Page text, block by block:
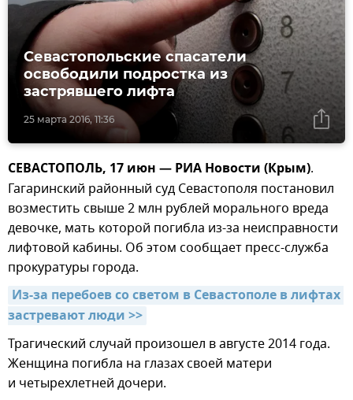
25 марта 2016, 11:36
Севастопольские спасатели
освободили подростка из
застрявшего лифта
СЕВАСТОПОЛЬ, 17 июн — РИА Новости (Крым).
Гагаринский районный суд Севастополя постановил
возместить свыше 2 млн рублей морального вреда
девочке, мать которой погибла из-за неисправности
лифтовой кабины. Об этом сообщает пресс-служба
прокуратуры города.
Из-за перебоев со светом в Севастополе в лифтах
застревают люди >>
Трагический случай произошел в августе 2014 года.
Женщина погибла на глазах своей матери
и четырехлетней дочери.